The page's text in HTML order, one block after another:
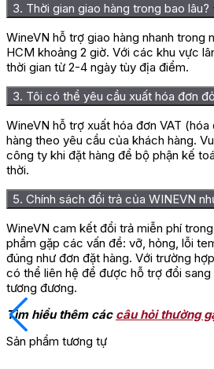
3. Thời gian giao hàng trong bao lâu?
WineVN hỗ trợ giao hàng nhanh trong
HCM khoảng 2 giờ. Với các khu vực
thời gian từ 2-4 ngày tùy địa điểm.
3. Tôi có thể yêu cầu xuất hóa đơn
WineVN hỗ trợ xuất hóa đơn VAT
hàng theo yêu cầu của khách hàng.
công ty khi đặt hàng để bộ phận kế
thời.
5. Chính sách đổi trả của WINEVN
WineVN cam kết đổi trả miễn phí
phẩm gặp các vấn đề: vỡ, hỏng, lỗi
đúng như đơn đặt hàng. Với trường
có thể liên hệ để được hỗ trợ đổi
tương đương.
Tìm hiểu thêm các câu hỏi thường
Sản phẩm tương tự